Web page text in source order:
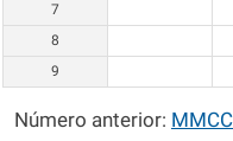
7
8
9
Número anterior: